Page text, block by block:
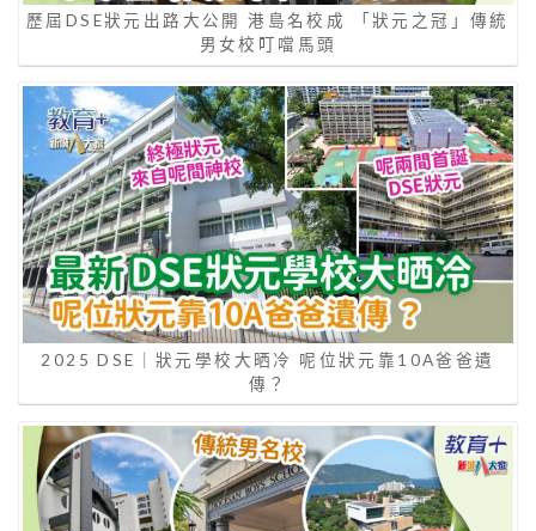
歷屆DSE狀元出路大公開 港島名校成 「狀元之冠」傳統
男女校叮噹馬頭
2025 DSE｜狀元學校大晒冷 呢位狀元靠10A爸爸遺
傳？